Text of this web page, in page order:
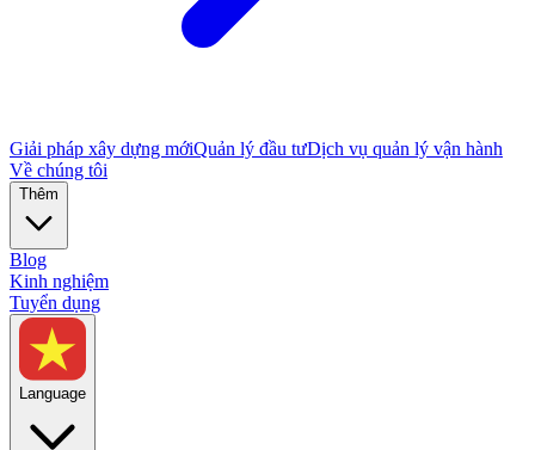
Giải pháp xây dựng mớiQuản lý đầu tưDịch vụ quản lý vận hành
Về chúng tôi
Thêm
Blog
Kinh nghiệm
Tuyển dụng
Language